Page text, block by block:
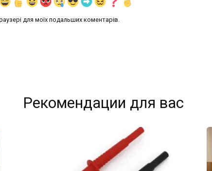
для моїх подальших коментарів.
Рекомендации для вас